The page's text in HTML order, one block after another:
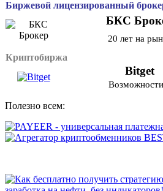
Биржевой лицензированный
БКС
20 лет на
Криптобиржа
Bitget
Полезно всем: